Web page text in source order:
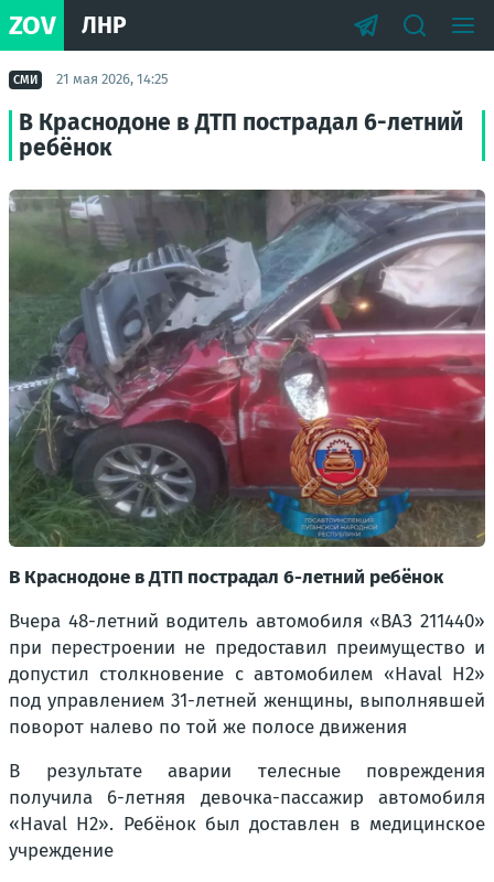
ZOV ЛНР
СМИ 21 мая 2026, 14:25
В Краснодоне в ДТП пострадал 6-летний
ребёнок
В Краснодоне в ДТП пострадал 6-летний ребёнок
Вчера 48-летний водитель автомобиля «ВАЗ 211440»
при перестроении не предоставил преимущество и
допустил столкновение с автомобилем «Haval H2»
под управлением 31-летней женщины, выполнявшей
поворот налево по той же полосе движения
В результате аварии телесные повреждения
получила 6-летняя девочка-пассажир автомобиля
«Haval H2». Ребёнок был доставлен в медицинское
учреждение